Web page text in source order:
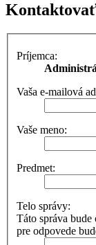
Príjemca:
Vaša e-mailová
Vaše meno:
Predmet:
Telo správy:
Táto správa
pre odpovede